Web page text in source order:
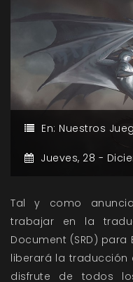
En: Nuestros
Jueves, 28 -
Tal y como
trabajar en la
Document (SRD) para
liberará la
disfrute de todos